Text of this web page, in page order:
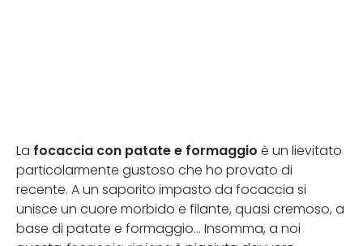
La focaccia con patate e formaggio è un lievitato
particolarmente gustoso che ho provato di
recente. A un saporito impasto da focaccia si
unisce un cuore morbido e filante, quasi cremoso, a
base di patate e formaggio... Insomma, a noi